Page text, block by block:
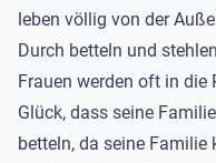
leben völlig von der
Durch betteln und
Frauen werden oft in
Glück, dass seine
betteln, da seine